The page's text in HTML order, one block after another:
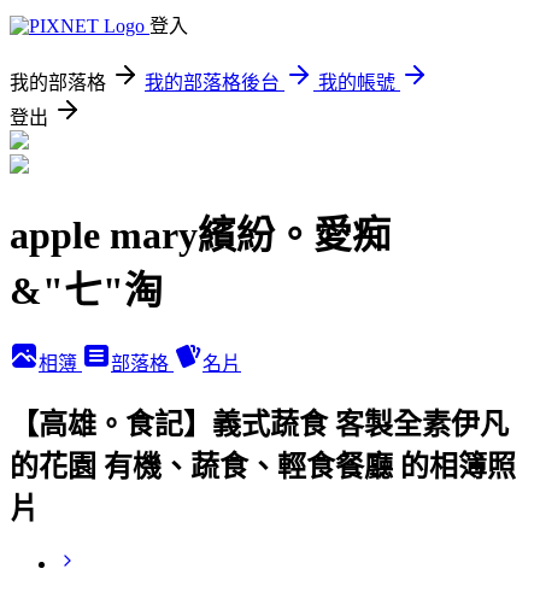
登入
我的部落格 我的部落格後台
我的帳號
登出
apple mary繽紛。愛痴
&"七"淘
相簿 部落格 名片
【高雄。食記】義式蔬食 客製全素伊凡
的花園 有機、蔬食、輕食餐廳 的相簿照
片